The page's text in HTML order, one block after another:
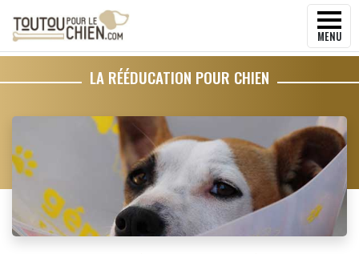
MENU
LA RÉÉDUCATION POUR CHIEN